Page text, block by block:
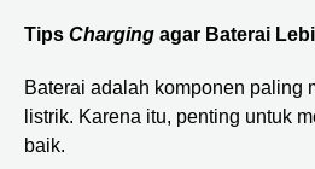
Tips Charging agar Baterai
Baterai adalah komponen paling
listrik. Karena itu, penting untuk
baik.